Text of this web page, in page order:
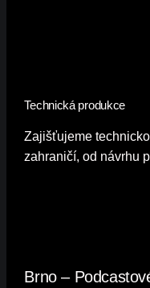
Technická produkce
Zajišťujeme
zahraničí, od návrhu
Brno –